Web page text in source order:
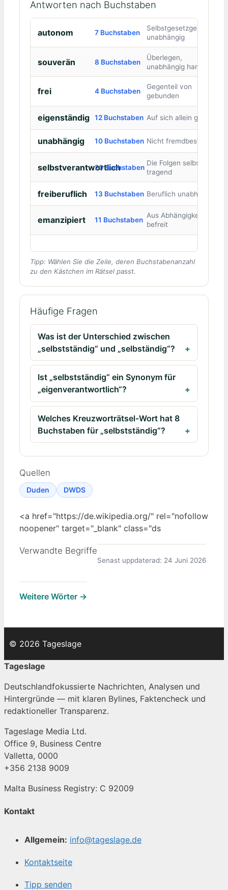
Antworten nach Buchstaben
autonom 7 Buchstaben
Selbstgesetzgebung,
unabhängig
souverän 8 Buchstaben
Überlegen,
unabhängig handelnd
frei 4 Buchstaben
Gegenteil von
gebunden
eigenständig 12 Buchstaben Auf sich allein gestellt
unabhängig 10 Buchstaben Nicht fremdbestimmt
selbstverantwortlich20 Buchstaben
Die Folgen selbst
tragend
freiberuflich 13 Buchstaben Beruflich unabhängig
emanzipiert 11 Buchstaben
Aus Abhängigkeit
befreit
Tipp: Wählen Sie die Zeile, deren Buchstabenanzahl
zu den Kästchen im Rätsel passt.
Häufige Fragen
Was ist der Unterschied zwischen
„selbstständig“ und „selbständig“?
Ist „selbstständig“ ein Synonym für
„eigenverantwortlich“?
Welches Kreuzworträtsel-Wort hat 8
Buchstaben für „selbstständig“?
Quellen
Duden DWDS
<a href="https://de.wikipedia.org/" rel="nofollow
noopener" target="_blank" class="ds
Verwandte Begriffe
Senast uppdaterad: 24 Juni 2026
Weitere Wörter →
© 2026 Tageslage
Tageslage
Deutschlandfokussierte Nachrichten, Analysen und
Hintergründe — mit klaren Bylines, Faktencheck und
redaktioneller Transparenz.
Tageslage Media Ltd.
Office 9, Business Centre
Valletta, 0000
+356 2138 9009
Malta Business Registry: C 92009
Kontakt
Allgemein: info@tageslage.de
Kontaktseite
Tipp senden